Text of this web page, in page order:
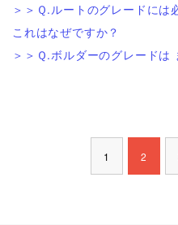
＞＞Ｑ.ルートのグレードには
これはなぜですか？
＞＞Ｑ.ボルダーのグレードは
1 2